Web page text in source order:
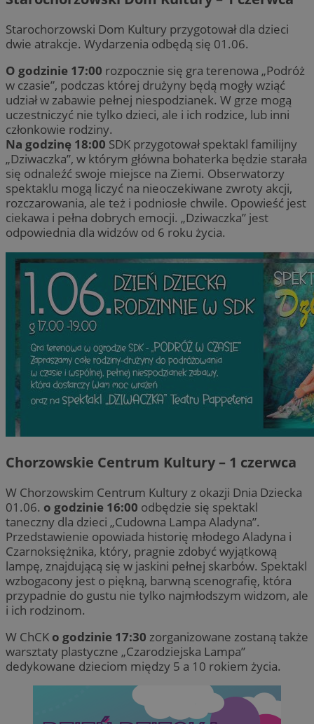
Starochorzowski Dom Kultury przygotował dla dzieci
dwie atrakcje. Wydarzenia odbędą się 01.06.
O godzinie 17:00 rozpocznie się gra terenowa „Podróż
w czasie”, podczas której drużyny będą mogły wziąć
udział w zabawie pełnej niespodzianek. W grze mogą
uczestniczyć nie tylko dzieci, ale i ich rodzice, lub inni
członkowie rodziny.
Na godzinę 18:00 SDK przygotował spektakl familijny
„Dziwaczka”, w którym główna bohaterka będzie starała
się odnaleźć swoje miejsce na Ziemi. Obserwatorzy
spektaklu mogą liczyć na nieoczekiwane zwroty akcji,
rozczarowania, ale też i podniosłe chwile. Opowieść jest
ciekawa i pełna dobrych emocji. „Dziwaczka” jest
odpowiednia dla widzów od 6 roku życia.
Chorzowskie Centrum Kultury – 1 czerwca
W Chorzowskim Centrum Kultury z okazji Dnia Dziecka
01.06. o godzinie 16:00 odbędzie się spektakl
taneczny dla dzieci „Cudowna Lampa Aladyna”.
Przedstawienie opowiada historię młodego Aladyna i
Czarnoksiężnika, który, pragnie zdobyć wyjątkową
lampę, znajdującą się w jaskini pełnej skarbów. Spektakl
wzbogacony jest o piękną, barwną scenografię, która
przypadnie do gustu nie tylko najmłodszym widzom, ale
i ich rodzinom.
W ChCK o godzinie 17:30 zorganizowane zostaną także
warsztaty plastyczne „Czarodziejska Lampa”
dedykowane dzieciom między 5 a 10 rokiem życia.